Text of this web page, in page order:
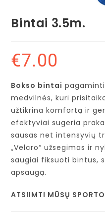
Bintai 3.5m.
€7.00
Bokso bintai
medvilnės, kuri
užtikrina komfortą ir
efektyviai sugeria
sausas net intensyvių
„Velcro“ užsegimas ir
saugiai fiksuoti bintus,
apsaugą.
ATSIIMTI MŪSŲ